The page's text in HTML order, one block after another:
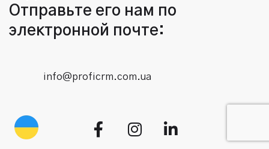
Отправьте его нам по
электронной почте:
info@proficrm.com.ua